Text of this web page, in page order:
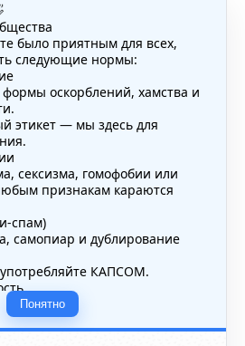
было приятным для всех,
следующие нормы:
оскорблений, хамства и
этикет — мы здесь для
сексизма, гомофобии или
признакам караются
спам)
самопиар и дублирование
КАПСОМ.
данные — свои или чужие
Понятно